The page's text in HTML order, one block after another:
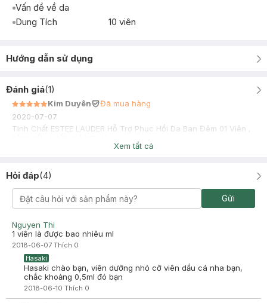
Vấn đề về da
Dung Tích
10 viên
Hướng dẫn sử dụng
Đánh giá(1)
Kim Duyên
Đã mua hàng
2020-07-07
Tinh Chất ESTEE LAUDER Hỗ Trợ Phục Hồi Da Ban Đêm 01 Viên ,
Xem tất cả
Hỏi đáp(4)
Gửi
Nguyen Thi
1 viên là được bao nhiêu ml
2018-06-07 Thích 0
Hasaki
Hasaki chào bạn, viên dưỡng nhỏ cỡ viên dầu cá nha bạn,
chắc khoảng 0,5ml đó bạn
2018-06-10 Thích 0